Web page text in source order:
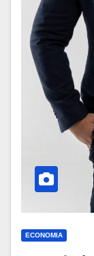
ECONOMIA